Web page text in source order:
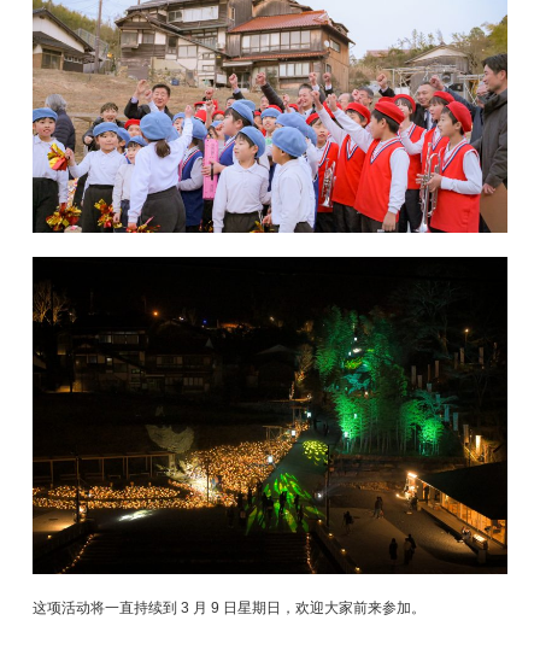
这项活动将一直持续到 3 月 9 日星期日，欢迎大家前来参加。